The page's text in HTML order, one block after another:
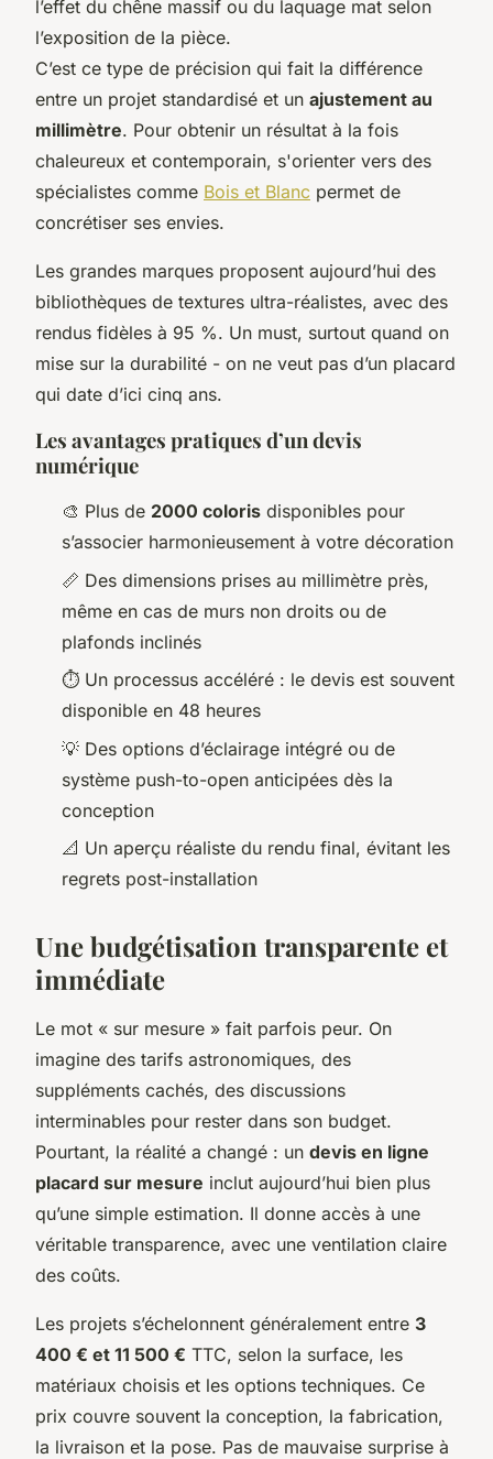
l’effet du chêne massif ou du laquage mat selon
l’exposition de la pièce.
C’est ce type de précision qui fait la différence
entre un projet standardisé et un ajustement au
millimètre. Pour obtenir un résultat à la fois
chaleureux et contemporain, s'orienter vers des
spécialistes comme Bois et Blanc permet de
concrétiser ses envies.
Les grandes marques proposent aujourd’hui des
bibliothèques de textures ultra-réalistes, avec des
rendus fidèles à 95 %. Un must, surtout quand on
mise sur la durabilité - on ne veut pas d’un placard
qui date d’ici cinq ans.
Les avantages pratiques d’un devis
numérique
🎨 Plus de 2000 coloris disponibles pour
s’associer harmonieusement à votre décoration
📏 Des dimensions prises au millimètre près,
même en cas de murs non droits ou de
plafonds inclinés
⏱️ Un processus accéléré : le devis est souvent
disponible en 48 heures
💡 Des options d’éclairage intégré ou de
système push-to-open anticipées dès la
conception
📐 Un aperçu réaliste du rendu final, évitant les
regrets post-installation
Une budgétisation transparente et
immédiate
Le mot « sur mesure » fait parfois peur. On
imagine des tarifs astronomiques, des
suppléments cachés, des discussions
interminables pour rester dans son budget.
Pourtant, la réalité a changé : un devis en ligne
placard sur mesure inclut aujourd’hui bien plus
qu’une simple estimation. Il donne accès à une
véritable transparence, avec une ventilation claire
des coûts.
Les projets s’échelonnent généralement entre 3
400 € et 11 500 € TTC, selon la surface, les
matériaux choisis et les options techniques. Ce
prix couvre souvent la conception, la fabrication,
la livraison et la pose. Pas de mauvaise surprise à